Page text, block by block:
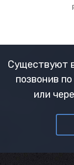
Существуют
позвонив
или